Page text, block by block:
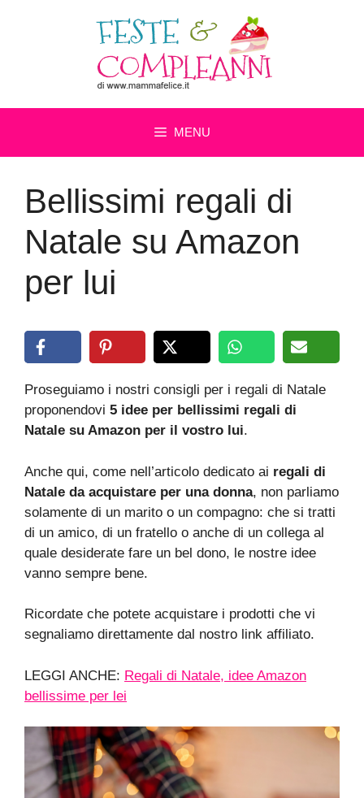
MENU
Bellissimi regali di
Natale su Amazon
per lui
Proseguiamo i nostri consigli per i regali di Natale
proponendovi 5 idee per bellissimi regali di
Natale su Amazon per il vostro lui.
Anche qui, come nell’articolo dedicato ai regali di
Natale da acquistare per una donna, non parliamo
solamente di un marito o un compagno: che si tratti
di un amico, di un fratello o anche di un collega al
quale desiderate fare un bel dono, le nostre idee
vanno sempre bene.
Ricordate che potete acquistare i prodotti che vi
segnaliamo direttamente dal nostro link affiliato.
LEGGI ANCHE: Regali di Natale, idee Amazon
bellissime per lei